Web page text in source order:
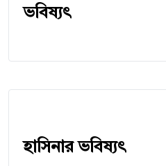
ভবিষ্যৎ
হাসিনার ভবিষ্যৎ